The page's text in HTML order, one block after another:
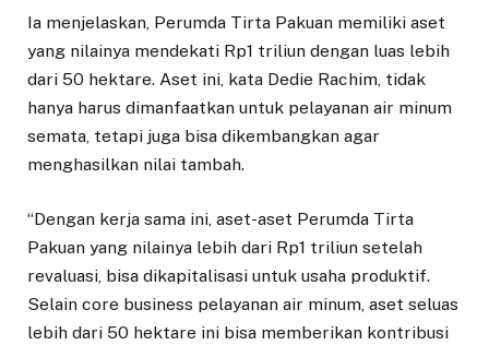
Ia menjelaskan, Perumda Tirta Pakuan memiliki aset
yang nilainya mendekati Rp1 triliun dengan luas lebih
dari 50 hektare. Aset ini, kata Dedie Rachim, tidak
hanya harus dimanfaatkan untuk pelayanan air minum
semata, tetapi juga bisa dikembangkan agar
menghasilkan nilai tambah.
“Dengan kerja sama ini, aset-aset Perumda Tirta
Pakuan yang nilainya lebih dari Rp1 triliun setelah
revaluasi, bisa dikapitalisasi untuk usaha produktif.
Selain core business pelayanan air minum, aset seluas
lebih dari 50 hektare ini bisa memberikan kontribusi